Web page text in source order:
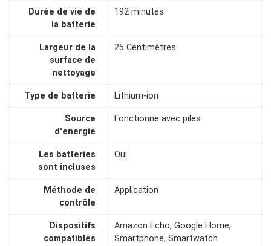
Durée de vie de
la batterie
192 minutes
Largeur de la
surface de
nettoyage
25 Centimètres
Type de batterie Lithium-ion
Source
d'energie
Fonctionne avec piles
Les batteries
sont incluses
Oui
Méthode de
contrôle
Application
Dispositifs
compatibles
Amazon Echo, Google Home,
Smartphone, Smartwatch